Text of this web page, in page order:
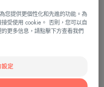
您提供更個性化和先進的功能。為
受使用 cookie。 否則，您可以自
更多信息，請點擊下方查看我們
設定